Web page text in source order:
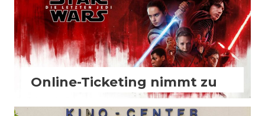
Online-Ticketing nimmt zu